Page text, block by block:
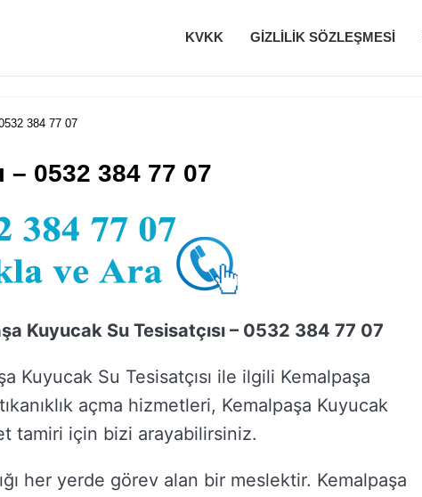
KVKK GIZLILIK SÖZLEŞMESI
384 77 07
0532 384 77 07
Kuyucak Su Tesisatçısı – 0532 384 77 07
Kuyucak Su Tesisatçısı ile ilgili Kemalpaşa
açma hizmetleri, Kemalpaşa Kuyucak
tamiri için bizi arayabilirsiniz.
her yerde görev alan bir meslektir. Kemalpaşa